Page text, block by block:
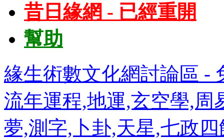
昔日緣網 - 已經重開
幫助
緣生術數文化網討論區 -
流年運程,地運,玄空學,周
夢,測字,卜卦,天星,七政